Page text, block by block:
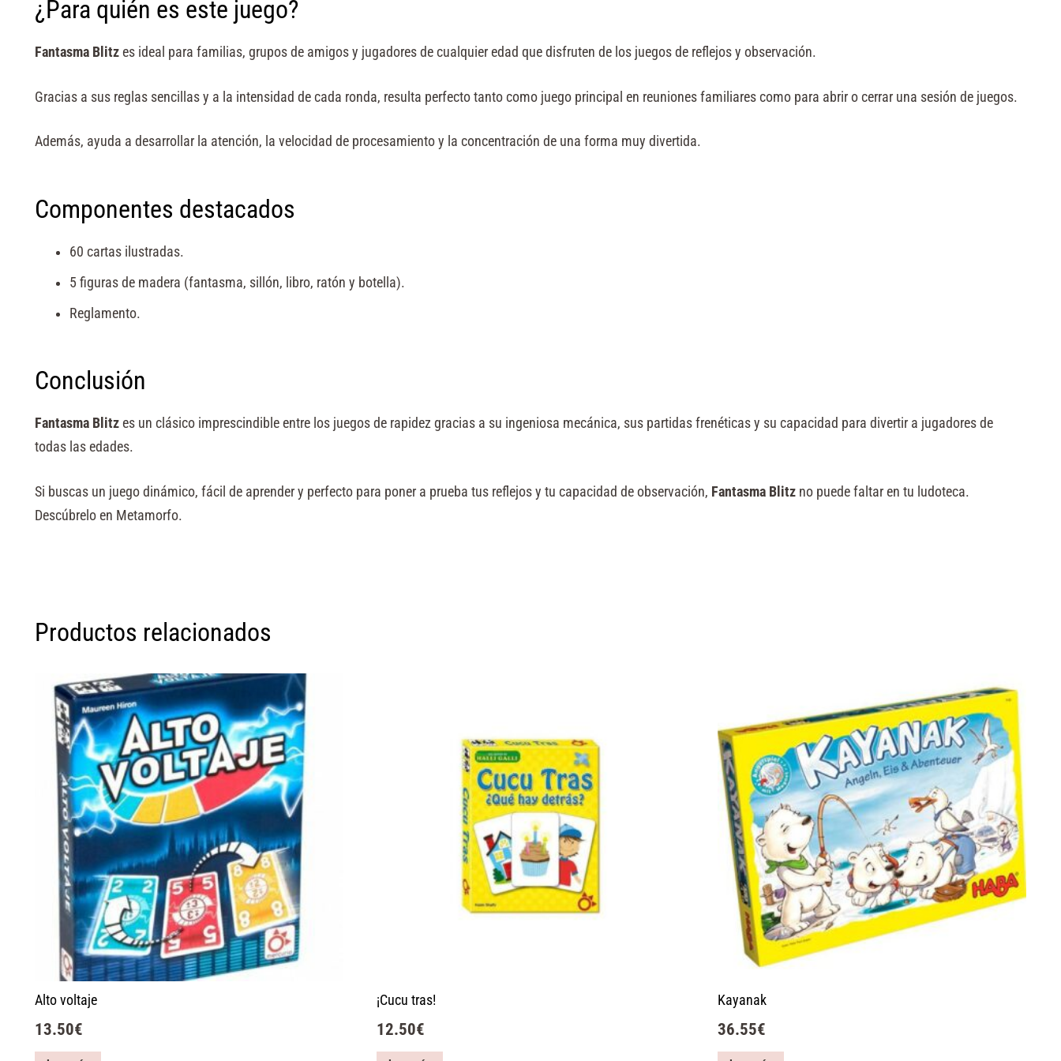
¿Para quién es este juego?
Fantasma Blitz es ideal para familias, grupos de amigos y jugadores de cualquier edad que disfruten de los juegos de reflejos y observación.
Gracias a sus reglas sencillas y a la intensidad de cada ronda, resulta perfecto tanto como juego principal en reuniones familiares como para abrir o cerrar una sesión de juegos.
Además, ayuda a desarrollar la atención, la velocidad de procesamiento y la concentración de una forma muy divertida.
Componentes destacados
60 cartas ilustradas.
5 figuras de madera (fantasma, sillón, libro, ratón y botella).
Reglamento.
Conclusión
Fantasma Blitz es un clásico imprescindible entre los juegos de rapidez gracias a su ingeniosa mecánica, sus partidas frenéticas y su capacidad para divertir a jugadores de
todas las edades.
Si buscas un juego dinámico, fácil de aprender y perfecto para poner a prueba tus reflejos y tu capacidad de observación, Fantasma Blitz no puede faltar en tu ludoteca.
Descúbrelo en Metamorfo.
Productos relacionados
Alto voltaje
13.50€
¡Cucu tras!
12.50€
Kayanak
36.55€